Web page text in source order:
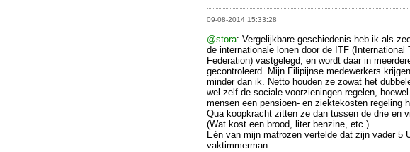
09-08-2014 15:33:28
@stora: Vergelijkbare geschiedenis heb ik als
de internationale lonen door de ITF (International
Federation) vastgelegd, en wordt daar in
gecontroleerd. Mijn Filipijnse medewerkers
minder dan ik. Netto houden ze zowat het
wel zelf de sociale voorzieningen regelen,
mensen een pensioen- en ziektekosten regeling
Qua koopkracht zitten ze dan tussen de drie en
(Wat kost een brood, liter benzine, etc.).
Één van mijn matrozen vertelde dat zijn vader 5
vaktimmerman.